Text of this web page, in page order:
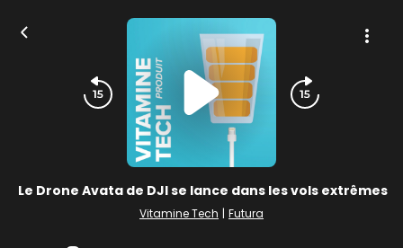
Le Drone Avata de DJI se lance dans les vols extrêmes
Vitamine Tech | Futura